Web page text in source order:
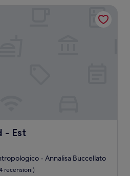
227 €
- Est
- Annalisa Buccellato
recensioni)